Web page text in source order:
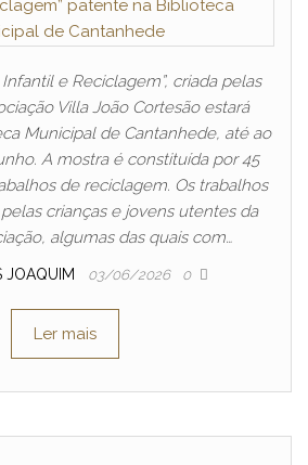
e Reciclagem”, criada pelas
Villa João Cortesão estará
Municipal de Cantanhede, até ao
A mostra é constituída por 45
de reciclagem. Os trabalhos
crianças e jovens utentes da
algumas das quais com…
JOAQUIM 03/06/2026 0
Ler mais